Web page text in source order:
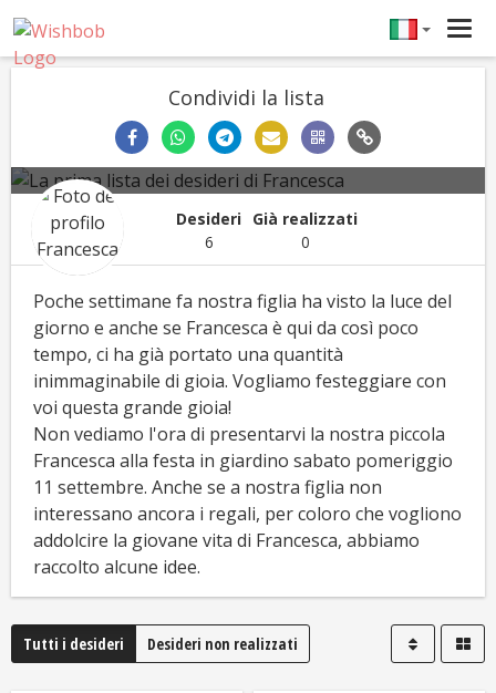
Condividi la lista
La prima lista dei desideri di
Francesca
Festa per il bebè
11/09/2021
Desideri
6
Già realizzati
0
Poche settimane fa nostra figlia ha visto la luce del
giorno e anche se Francesca è qui da così poco
tempo, ci ha già portato una quantità
inimmaginabile di gioia. Vogliamo festeggiare con
voi questa grande gioia!
Non vediamo l'ora di presentarvi la nostra piccola
Francesca alla festa in giardino sabato pomeriggio
11 settembre. Anche se a nostra figlia non
interessano ancora i regali, per coloro che vogliono
addolcire la giovane vita di Francesca, abbiamo
raccolto alcune idee.
Tutti i desideri Desideri non realizzati